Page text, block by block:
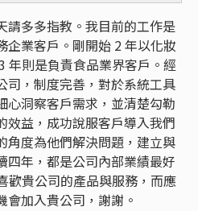
請多多指教。我目前的工作是
企業客戶。剛開始 2 年以化妝
年則是負責食品業界客戶。經
司，制度完善，對於系統工具
心洞察客戶需求，並清楚勾勒
效益，成功說服客戶導入我們
角度為他們解決問題，建立與
四年，都是公司內部業績最好
歡貴公司的產品與服務，而應
加入貴公司，謝謝。